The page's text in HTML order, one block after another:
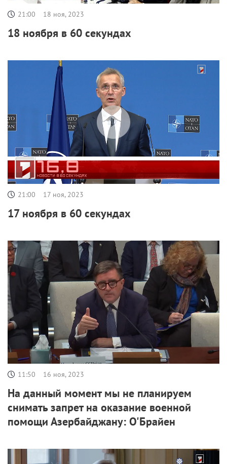
21:00 18 ноя, 2023
18 ноября в 60 секундах
21:00 17 ноя, 2023
17 ноября в 60 секундах
11:50 16 ноя, 2023
На данный момент мы не планируем
снимать запрет на оказание военной
помощи Азербайджану: О'Брайен